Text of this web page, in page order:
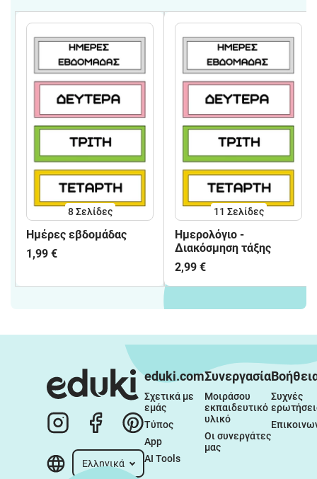
8Σελίδες
Ημέρες εβδομάδας
1,99 €
11 Σελίδες
Ημερολόγιο -
Διακόσμηση τάξης
2,99 €
Ελληνικά
eduki.com
Σχετικά με
εμάς
Τύπος
App
AI Tools
Συνεργασία
Μοιράσου
εκπαιδευτικό
υλικό
Οι συνεργάτες
μας
Συχνές